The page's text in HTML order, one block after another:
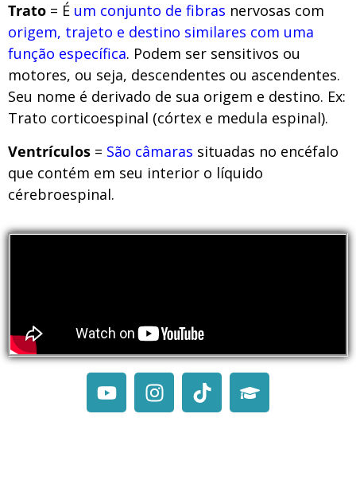
Trato = É um conjunto de fibras nervosas com
origem, trajeto e destino similares com uma
função específica. Podem ser sensitivos ou
motores, ou seja, descendentes ou ascendentes.
Seu nome é derivado de sua origem e destino. Ex:
Trato corticoespinal (córtex e medula espinal).
Ventrículos = São câmaras situadas no encéfalo
que contém em seu interior o líquido
cérebroespinal.